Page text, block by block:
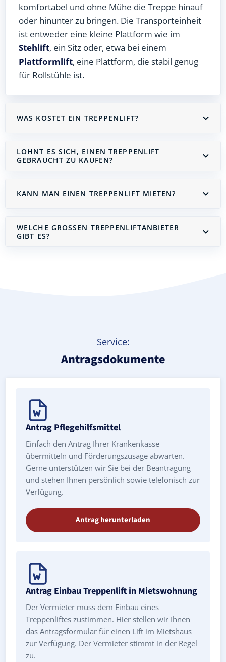
komfortabel und ohne Mühe die Treppe hinauf
oder hinunter zu bringen. Die Transporteinheit
ist entweder eine kleine Plattform wie im
Stehlift, ein Sitz oder, etwa bei einem
Plattformlift, eine Plattform, die stabil genug
für Rollstühle ist.
WAS KOSTET EIN TREPPENLIFT?
LOHNT ES SICH, EINEN TREPPENLIFT
GEBRAUCHT ZU KAUFEN?
KANN MAN EINEN TREPPENLIFT MIETEN?
WELCHE GROSSEN TREPPENLIFTANBIETER G
IBT ES?
Service:
Antragsdokumente
Antrag Pflegehilfsmittel
Einfach den Antrag Ihrer Krankenkasse
übermitteln und Förderungszusage abwarten.
Gerne unterstützen wir Sie bei der Beantragung
und stehen Ihnen persönlich sowie telefonisch zur
Verfügung.
Antrag herunterladen
Antrag Einbau Treppenlift in Mietswohnung
Der Vermieter muss dem Einbau eines
Treppenliftes zustimmen. Hier stellen wir Ihnen
das Antragsformular für einen Lift im Mietshaus
zur Verfügung. Der Vermieter stimmt in der Regel
zu.